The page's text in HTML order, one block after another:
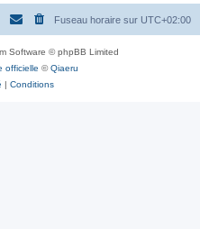
Fuseau horaire sur UTC+02:00
Software © phpBB Limited
officielle ©Qiaeru
| Conditions